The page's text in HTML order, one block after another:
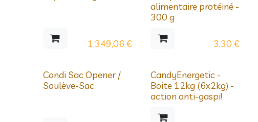
1.349,06 €
alimentaire protéiné -
300 g
3,30 €
Prix dégressifs
Candi Sac Opener /
Soulève-Sac
CandyEnergetic -
Boite 12kg (6x2kg) -
action anti-gaspi!